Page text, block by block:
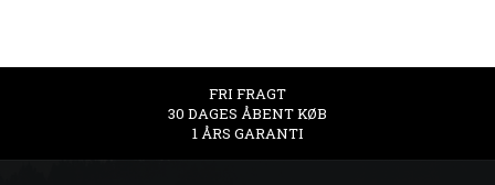
FRI FRAGT
30 DAGES ÅBENT KØB
1 ÅRS GARANTI